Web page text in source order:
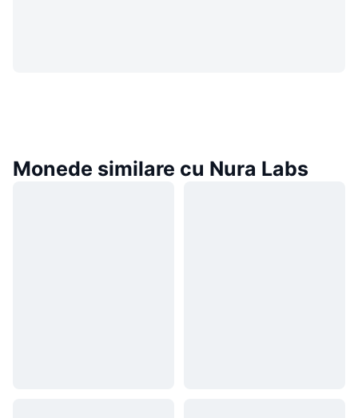
Monede similare cu Nura Labs